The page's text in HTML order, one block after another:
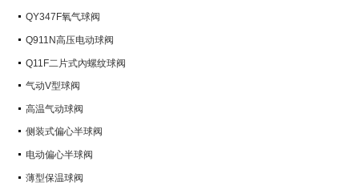
QY347F氧气球阀
Q911N高压电动球阀
Q11F二片式內螺纹球阀
气动V型球阀
高温气动球阀
侧装式偏心半球阀
电动偏心半球阀
薄型保温球阀